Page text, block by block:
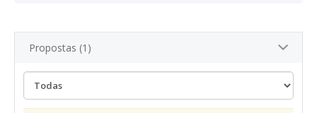
Propostas (1)